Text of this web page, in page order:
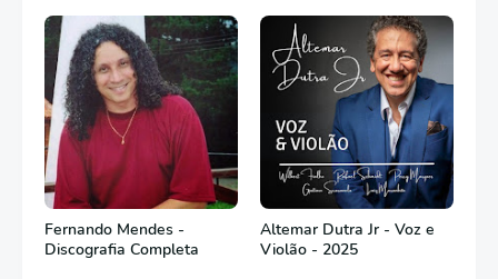
Fernando Mendes -
Discografia Completa
Altemar Dutra Jr - Voz e
Violão - 2025